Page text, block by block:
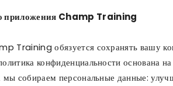
приложения Champ Training
Training обязуется сохранять вашу
конфиденциальности основана
собираем персональные данные: